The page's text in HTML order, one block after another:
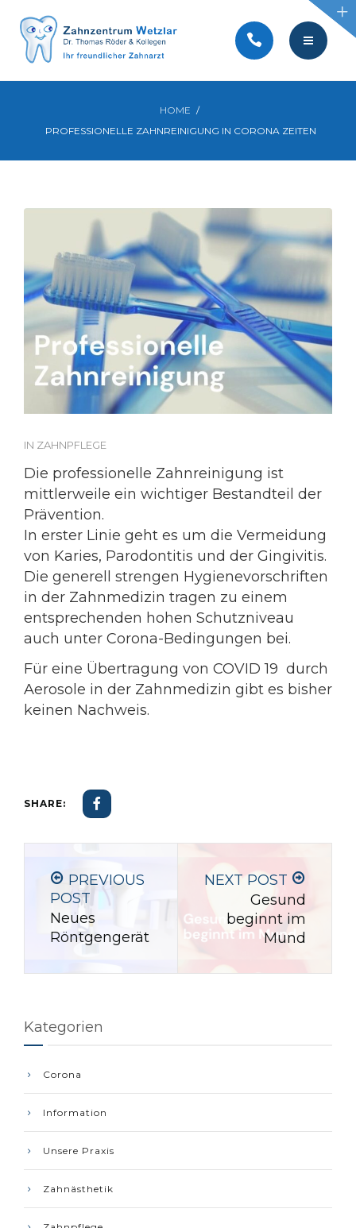
BEHANDLUNGEN
SERVICE
AKTUELLES
PRAXIS
KONTAKT
AKTUELLES
VIDEOS
HOME
PROFESSIONELLE ZAHNREINIGUNG IN CORONA ZEITEN
IN ZAHNPFLEGE
Die professionelle Zahnreinigung ist
mittlerweile ein wichtiger Bestandteil der
Prävention.
In erster Linie geht es um die Vermeidung
von Karies, Parodontitis und der Gingivitis.
Die generell strengen Hygienevorschriften
in der Zahnmedizin tragen zu einem
entsprechenden hohen Schutzniveau
auch unter Corona-Bedingungen bei.
Für eine Übertragung von COVID 19 durch
Aerosole in der Zahnmedizin gibt es bisher
keinen Nachweis.
SHARE:
PREVIOUS
POST
Neues
Röntgengerät
NEXT POST
Gesund
beginnt im
Mund
Kategorien
Corona
Information
Unsere Praxis
Zahnästhetik